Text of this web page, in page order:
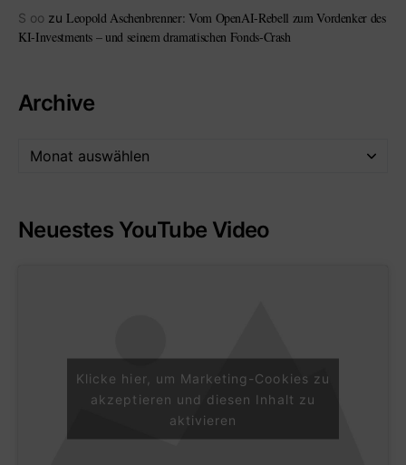
S oo zu Leopold Aschenbrenner: Vom OpenAI-Rebell zum Vordenker des
KI-Investments – und seinem dramatischen Fonds-Crash
Archive
Neuestes YouTube Video
Klicke hier, um Marketing-Cookies zu
akzeptieren und diesen Inhalt zu
aktivieren